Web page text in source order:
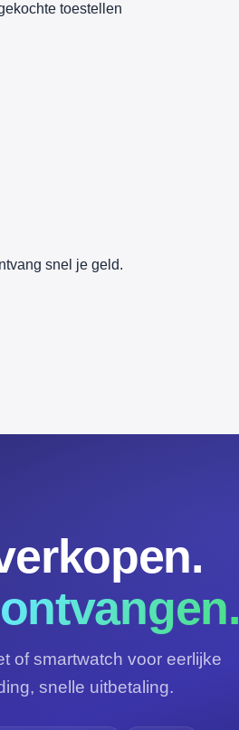
toestellen
snel je geld.
of smartwatch voor eerlijke
snelle uitbetaling.